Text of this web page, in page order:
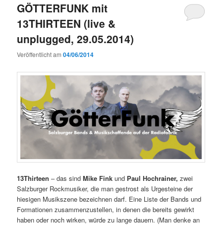
GÖTTERFUNK mit
13THIRTEEN (live &
unplugged, 29.05.2014)
Veröffentlicht am04/06/2014
13Thirteen – das sindMike Fink und Paul Hochrainer,zwei
Salzburger Rockmusiker, die man gestrost als Urgesteine der
hiesigen Musikszene bezeichnen darf. Eine Liste der Bands und
Formationen zusammenzustellen, in denen die bereits gewirkt
haben oder noch wirken, würde zu lange dauern. (Man denke an